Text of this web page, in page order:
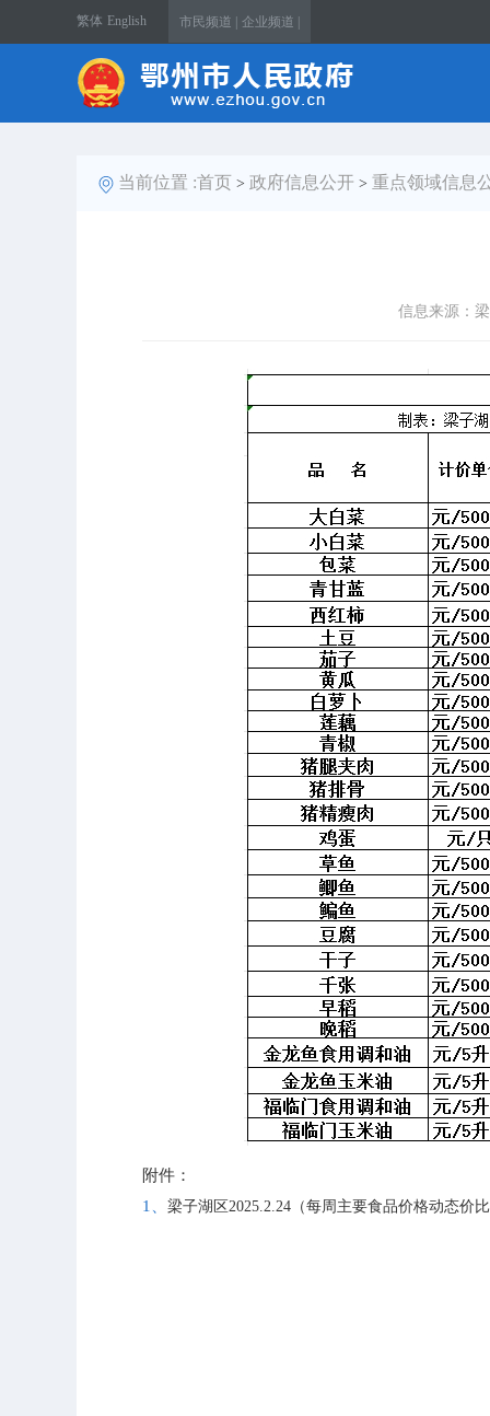
繁体 English 市民频道 | 企业频道 |
当前位置 :首页 > 政府信息公开 > 重点领域信息
信息来源：
附件：
1、 梁子湖区2025.2.24（每周主要食品价格动态价